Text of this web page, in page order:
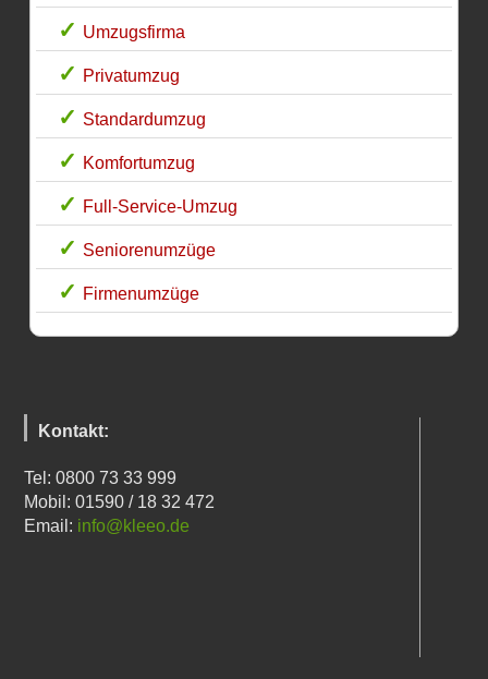
Umzugsfirma
Privatumzug
Standardumzug
Komfortumzug
Full-Service-Umzug
Seniorenumzüge
Firmenumzüge
Kontakt:
Tel: 0800 73 33 999
Mobil: 01590 / 18 32 472
Email: info@kleeo.de